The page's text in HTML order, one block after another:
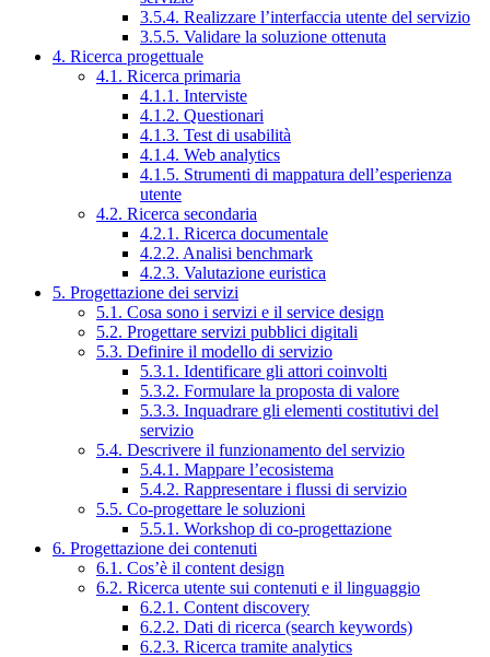
3.5.4. Realizzare l’interfaccia utente del servizio
3.5.5. Validare la soluzione ottenuta
4. Ricerca progettuale
4.1. Ricerca primaria
4.1.1. Interviste
4.1.2. Questionari
4.1.3. Test di usabilità
4.1.4. Web analytics
4.1.5. Strumenti di mappatura dell’esperienza
utente
4.2. Ricerca secondaria
4.2.1. Ricerca documentale
4.2.2. Analisi benchmark
4.2.3. Valutazione euristica
5. Progettazione dei servizi
5.1. Cosa sono i servizi e il service design
5.2. Progettare servizi pubblici digitali
5.3. Definire il modello di servizio
5.3.1. Identificare gli attori coinvolti
5.3.2. Formulare la proposta di valore
5.3.3. Inquadrare gli elementi costitutivi del
servizio
5.4. Descrivere il funzionamento del servizio
5.4.1. Mappare l’ecosistema
5.4.2. Rappresentare i flussi di servizio
5.5. Co-progettare le soluzioni
5.5.1. Workshop di co-progettazione
6. Progettazione dei contenuti
6.1. Cos’è il content design
6.2. Ricerca utente sui contenuti e il linguaggio
6.2.1. Content discovery
6.2.2. Dati di ricerca (search keywords)
6.2.3. Ricerca tramite analytics